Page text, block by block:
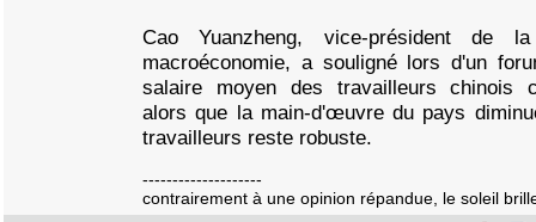
Cao Yuanzheng, vice-président de
macroéconomie, a souligné lors d'un
salaire moyen des travailleurs chinois
alors que la main-d'œuvre du pays
travailleurs reste robuste.
--------------------
contrairement à une opinion répandue, le soleil